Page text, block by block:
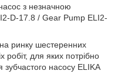
з незначною
D-17.8 / Gear Pump ELI2-
ринку шестеренних
робіт, для яких потрібно
насосу ELIKA